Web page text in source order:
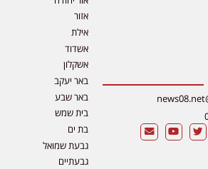
אזור
אילת
אשדוד
אשקלון
באר יעקב
באר שבע
בית שמש
בת ים
גבעת שמואל
גבעתיים